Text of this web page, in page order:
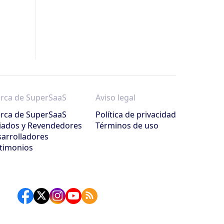
de SuperSaaS
de SuperSaaS
y Revendedores
Aviso legal
Política de privacidad
Términos de uso